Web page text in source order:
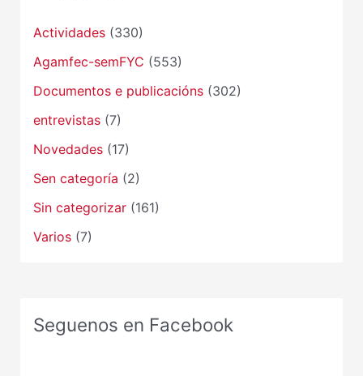
Actividades(330)
Agamfec-semFYC (553)
Documentos e publicacións(302)
entrevistas(7)
Novedades(17)
Sen categoría (2)
Sin categorizar(161)
Varios(7)
Seguenos en Facebook